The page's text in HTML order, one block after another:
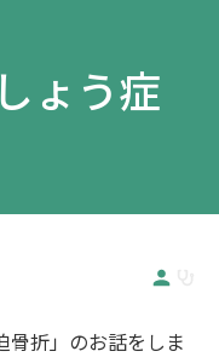
ょう症
骨折」のお話をしま